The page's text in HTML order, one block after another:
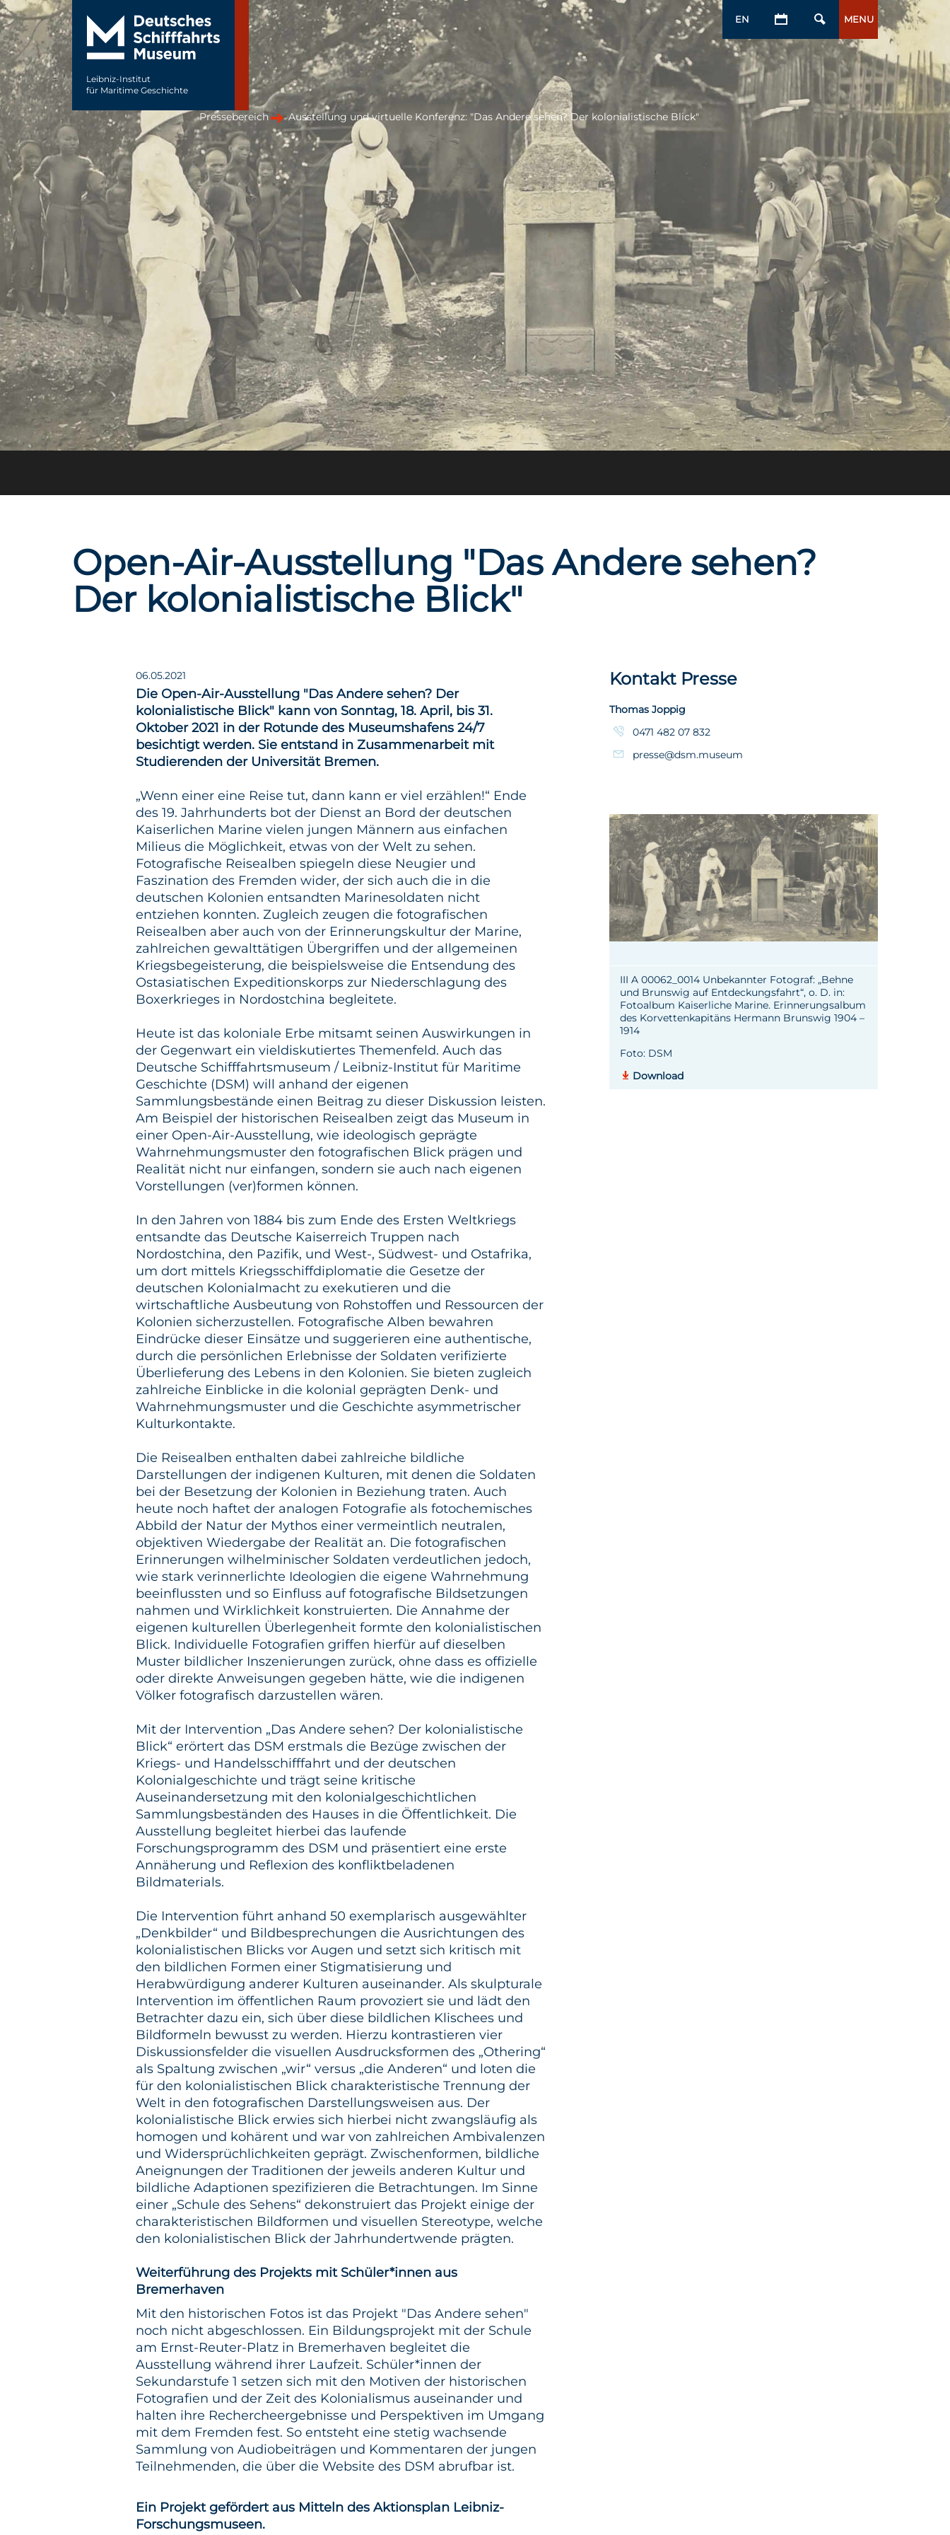
Leibniz-Institut
für Maritime Geschichte
EN MENU
Pressebereich Ausstellung und virtuelle Konferenz: "Das Andere sehen? Der kolonialistische Blick"
Open-Air-Ausstellung "Das Andere sehen?
Der kolonialistische Blick"
06.05.2021
Die Open-Air-Ausstellung "Das Andere sehen? Der
kolonialistische Blick" kann von Sonntag, 18. April, bis 31.
Oktober 2021 in der Rotunde des Museumshafens 24/7
besichtigt werden. Sie entstand in Zusammenarbeit mit
Studierenden der Universität Bremen.
„Wenn einer eine Reise tut, dann kann er viel erzählen!“ Ende
des 19. Jahrhunderts bot der Dienst an Bord der deutschen
Kaiserlichen Marine vielen jungen Männern aus einfachen
Milieus die Möglichkeit, etwas von der Welt zu sehen.
Fotografische Reisealben spiegeln diese Neugier und
Faszination des Fremden wider, der sich auch die in die
deutschen Kolonien entsandten Marinesoldaten nicht
entziehen konnten. Zugleich zeugen die fotografischen
Reisealben aber auch von der Erinnerungskultur der Marine,
zahlreichen gewalttätigen Übergriffen und der allgemeinen
Kriegsbegeisterung, die beispielsweise die Entsendung des
Ostasiatischen Expeditionskorps zur Niederschlagung des
Boxerkrieges in Nordostchina begleitete.
Heute ist das koloniale Erbe mitsamt seinen Auswirkungen in
der Gegenwart ein vieldiskutiertes Themenfeld. Auch das
Deutsche Schifffahrtsmuseum / Leibniz-Institut für Maritime
Geschichte (DSM) will anhand der eigenen
Sammlungsbestände einen Beitrag zu dieser Diskussion leisten.
Am Beispiel der historischen Reisealben zeigt das Museum in
einer Open-Air-Ausstellung, wie ideologisch geprägte
Wahrnehmungsmuster den fotografischen Blick prägen und
Realität nicht nur einfangen, sondern sie auch nach eigenen
Vorstellungen (ver)formen können.
In den Jahren von 1884 bis zum Ende des Ersten Weltkriegs
entsandte das Deutsche Kaiserreich Truppen nach
Nordostchina, den Pazifik, und West-, Südwest- und Ostafrika,
um dort mittels Kriegsschiffdiplomatie die Gesetze der
deutschen Kolonialmacht zu exekutieren und die
wirtschaftliche Ausbeutung von Rohstoffen und Ressourcen der
Kolonien sicherzustellen. Fotografische Alben bewahren
Eindrücke dieser Einsätze und suggerieren eine authentische,
durch die persönlichen Erlebnisse der Soldaten verifizierte
Überlieferung des Lebens in den Kolonien. Sie bieten zugleich
zahlreiche Einblicke in die kolonial geprägten Denk- und
Wahrnehmungsmuster und die Geschichte asymmetrischer
Kulturkontakte.
Die Reisealben enthalten dabei zahlreiche bildliche
Darstellungen der indigenen Kulturen, mit denen die Soldaten
bei der Besetzung der Kolonien in Beziehung traten. Auch
heute noch haftet der analogen Fotografie als fotochemisches
Abbild der Natur der Mythos einer vermeintlich neutralen,
objektiven Wiedergabe der Realität an. Die fotografischen
Erinnerungen wilhelminischer Soldaten verdeutlichen jedoch,
wie stark verinnerlichte Ideologien die eigene Wahrnehmung
beeinflussten und so Einfluss auf fotografische Bildsetzungen
nahmen und Wirklichkeit konstruierten. Die Annahme der
eigenen kulturellen Überlegenheit formte den kolonialistischen
Blick. Individuelle Fotografien griffen hierfür auf dieselben
Muster bildlicher Inszenierungen zurück, ohne dass es offizielle
oder direkte Anweisungen gegeben hätte, wie die indigenen
Völker fotografisch darzustellen wären.
Mit der Intervention „Das Andere sehen? Der kolonialistische
Blick“ erörtert das DSM erstmals die Bezüge zwischen der
Kriegs- und Handelsschifffahrt und der deutschen
Kolonialgeschichte und trägt seine kritische
Auseinandersetzung mit den kolonialgeschichtlichen
Sammlungsbeständen des Hauses in die Öffentlichkeit. Die
Ausstellung begleitet hierbei das laufende
Forschungsprogramm des DSM und präsentiert eine erste
Annäherung und Reflexion des konfliktbeladenen
Bildmaterials.
Die Intervention führt anhand 50 exemplarisch ausgewählter
„Denkbilder“ und Bildbesprechungen die Ausrichtungen des
kolonialistischen Blicks vor Augen und setzt sich kritisch mit
den bildlichen Formen einer Stigmatisierung und
Herabwürdigung anderer Kulturen auseinander. Als skulpturale
Intervention im öffentlichen Raum provoziert sie und lädt den
Betrachter dazu ein, sich über diese bildlichen Klischees und
Bildformeln bewusst zu werden. Hierzu kontrastieren vier
Diskussionsfelder die visuellen Ausdrucksformen des „Othering“
als Spaltung zwischen „wir“ versus „die Anderen“ und loten die
für den kolonialistischen Blick charakteristische Trennung der
Welt in den fotografischen Darstellungsweisen aus. Der
kolonialistische Blick erwies sich hierbei nicht zwangsläufig als
homogen und kohärent und war von zahlreichen Ambivalenzen
und Widersprüchlichkeiten geprägt. Zwischenformen, bildliche
Aneignungen der Traditionen der jeweils anderen Kultur und
bildliche Adaptionen spezifizieren die Betrachtungen. Im Sinne
einer „Schule des Sehens“ dekonstruiert das Projekt einige der
charakteristischen Bildformen und visuellen Stereotype, welche
den kolonialistischen Blick der Jahrhundertwende prägten.
Weiterführung des Projekts mit Schüler*innen aus
Bremerhaven
Mit den historischen Fotos ist das Projekt "Das Andere sehen"
noch nicht abgeschlossen. Ein Bildungsprojekt mit der Schule
am Ernst-Reuter-Platz in Bremerhaven begleitet die
Ausstellung während ihrer Laufzeit. Schüler*innen der
Sekundarstufe 1 setzen sich mit den Motiven der historischen
Fotografien und der Zeit des Kolonialismus auseinander und
halten ihre Rechercheergebnisse und Perspektiven im Umgang
mit dem Fremden fest. So entsteht eine stetig wachsende
Sammlung von Audiobeiträgen und Kommentaren der jungen
Teilnehmenden, die über die Website des DSM abrufbar ist.
Ein Projekt gefördert aus Mitteln des Aktionsplan Leibniz-
Forschungsmuseen.
Kontakt Presse
Thomas Joppig
0471 482 07 832
presse@dsm.museum
III A 00062_0014 Unbekannter Fotograf: „Behne
und Brunswig auf Entdeckungsfahrt“, o. D. in:
Fotoalbum Kaiserliche Marine. Erinnerungsalbum
des Korvettenkapitäns Hermann Brunswig 1904 –
1914
Foto: DSM
Download